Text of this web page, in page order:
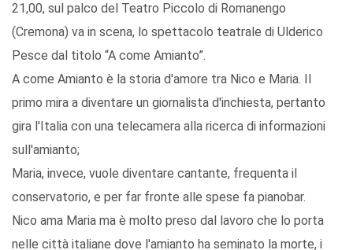
21,00, sul palco del Teatro Piccolo di Romanengo
(Cremona) va in scena, lo spettacolo teatrale di Ulderico
Pesce dal titolo “A come Amianto”.
A come Amianto è la storia d'amore tra Nico e Maria. Il
primo mira a diventare un giornalista d'inchiesta, pertanto
gira l'Italia con una telecamera alla ricerca di informazioni
sull'amianto;
Maria, invece, vuole diventare cantante, frequenta il
conservatorio, e per far fronte alle spese fa pianobar.
Nico ama Maria ma è molto preso dal lavoro che lo porta
nelle città italiane dove l'amianto ha seminato la morte, i